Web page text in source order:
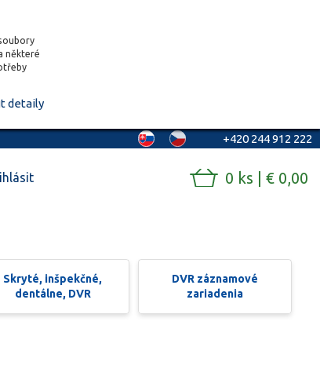
některé
detaily
+420 244 912 222
0 ks | € 0,00
Skryté, inšpekčné,
dentálne, DVR
DVR záznamové
zariadenia